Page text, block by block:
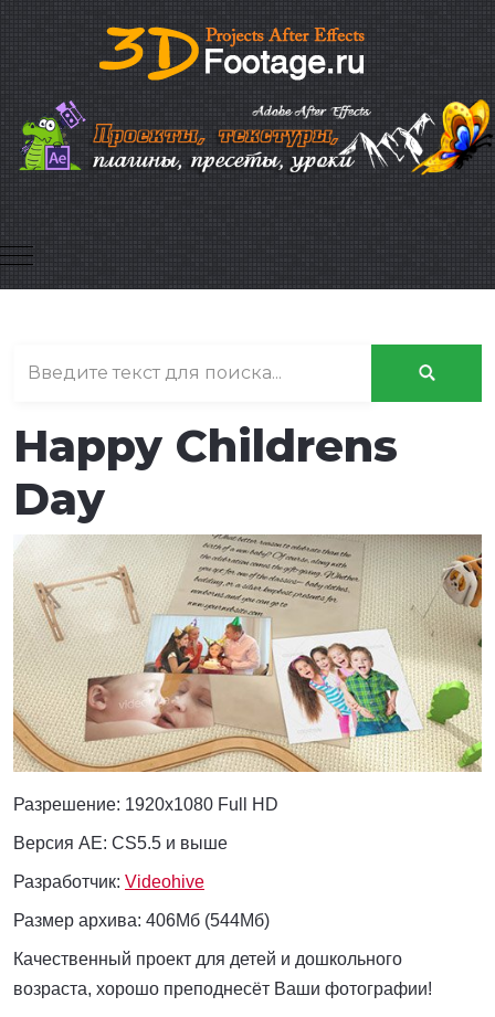
Mobile Menu Toggle
Happy Childrens
Day
Разрешение: 1920x1080 Full HD
Версия AE: CS5.5 и выше
Разработчик: Videohive
Размер архива: 406Мб (544Мб)
Качественный проект для детей и дошкольного
возраста, хорошо преподнесёт Ваши фотографии!